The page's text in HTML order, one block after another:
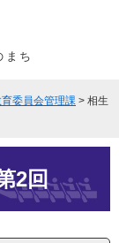
まち
委員会管理課 > 相生
2回